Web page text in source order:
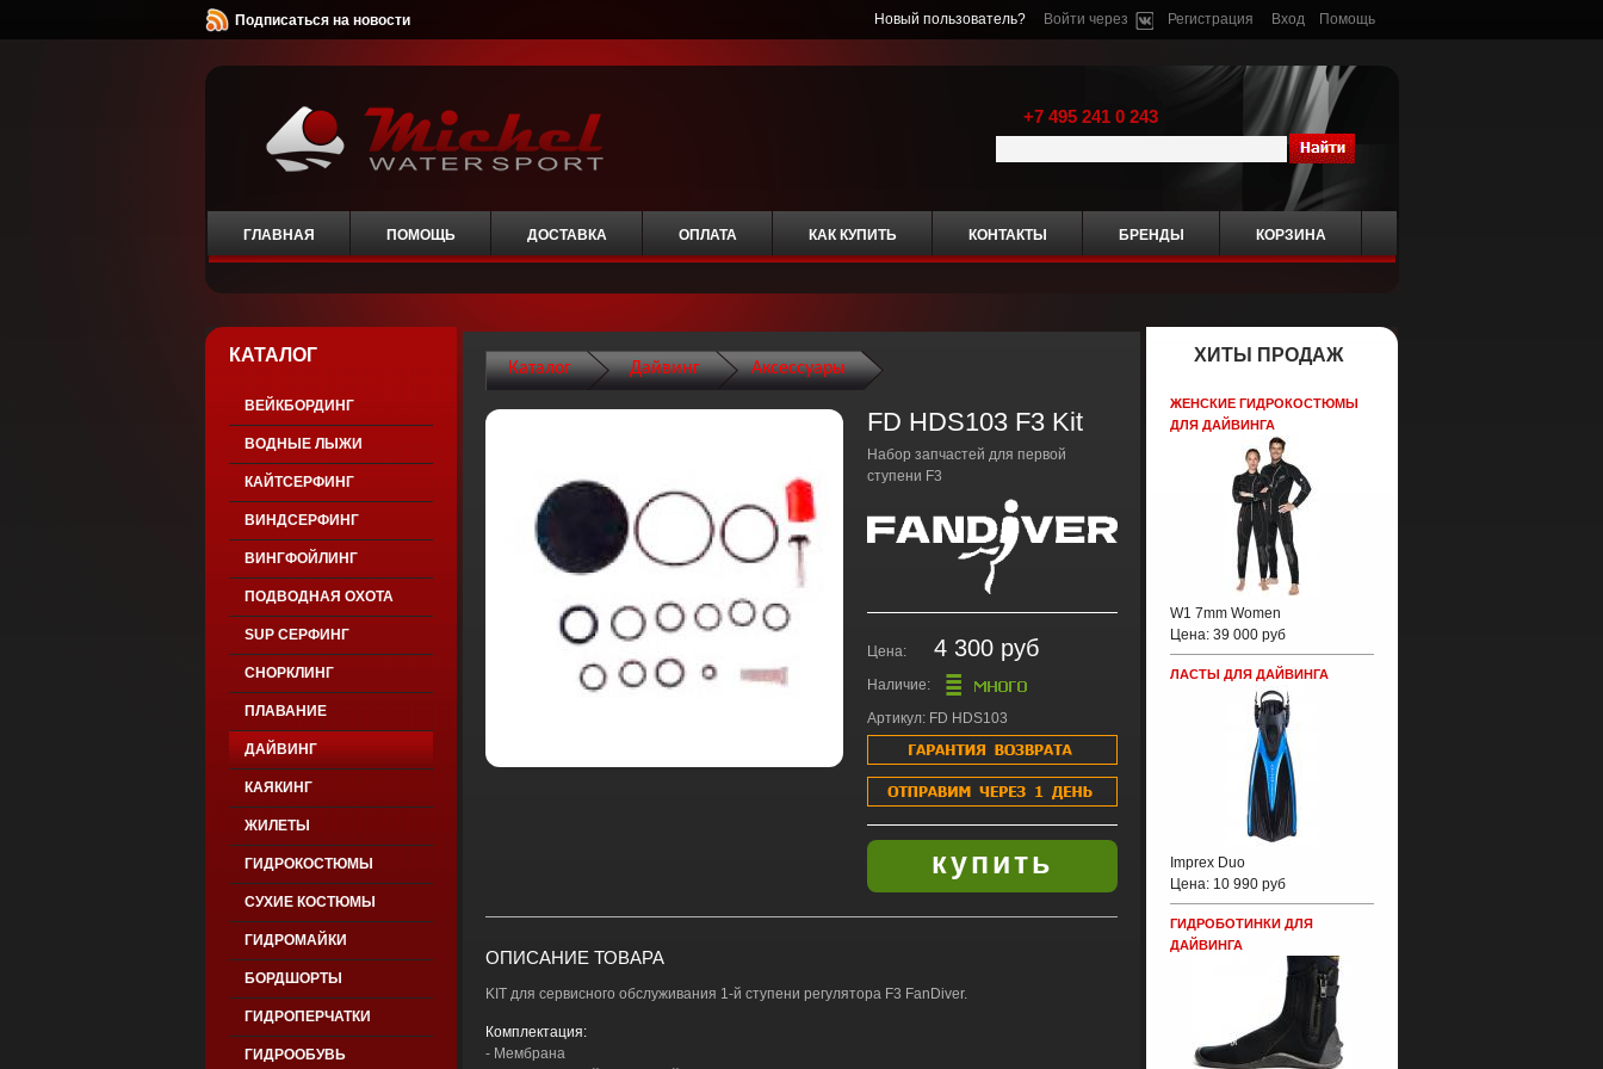
Подписаться на новости Новый пользователь? Войти через Регистрация Вход Помощь
+7 495 241 0 243
ГЛАВНАЯ ПОМОЩЬ ДОСТАВКА ОПЛАТА КАК КУПИТЬ КОНТАКТЫ БРЕНДЫ КОРЗИНА
КАТАЛОГ
ВЕЙКБОРДИНГ
ВОДНЫЕ ЛЫЖИ
КАЙТСЕРФИНГ
ВИНДСЕРФИНГ
ВИНГФОЙЛИНГ
ПОДВОДНАЯ ОХОТА
SUP СЕРФИНГ
СНОРКЛИНГ
ПЛАВАНИЕ
ДАЙВИНГ
КАЯКИНГ
ЖИЛЕТЫ
ГИДРОКОСТЮМЫ
СУХИЕ КОСТЮМЫ
ГИДРОМАЙКИ
БОРДШОРТЫ
ГИДРОПЕРЧАТКИ
ГИДРООБУВЬ
ХИТЫ ПРОДАЖ
ЖЕНСКИЕ ГИДРОКОСТЮМЫ
ДЛЯ ДАЙВИНГА
W1 7mm Women
Цена: 39 000 руб
ЛАСТЫ ДЛЯ ДАЙВИНГА
Imprex Duo
Цена: 10 990 руб
ГИДРОБОТИНКИ ДЛЯ
ДАЙВИНГА
Каталог Дайвинг Аксессуары
FD HDS103 F3 Kit
Набор запчастей для первой
ступени F3
Цена: 4 300 руб
Наличие:
Артикул: FD HDS103
ОПИСАНИЕ ТОВАРА
KIT для сервисного обслуживания 1-й ступени регулятора F3 FanDiver.
Комплектация:
- Мембрана